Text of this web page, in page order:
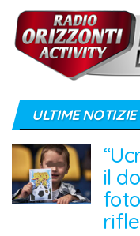
ULTIME NOTIZIE
il